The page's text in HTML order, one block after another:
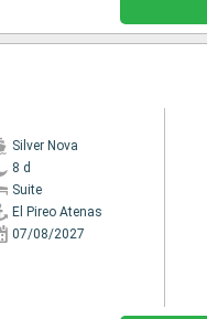
Silver Nova
8 d
Suite
El Pireo Atenas
07/08/2027